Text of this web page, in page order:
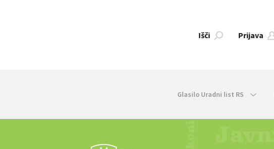
Išči Prijava
Glasilo Uradni list RS